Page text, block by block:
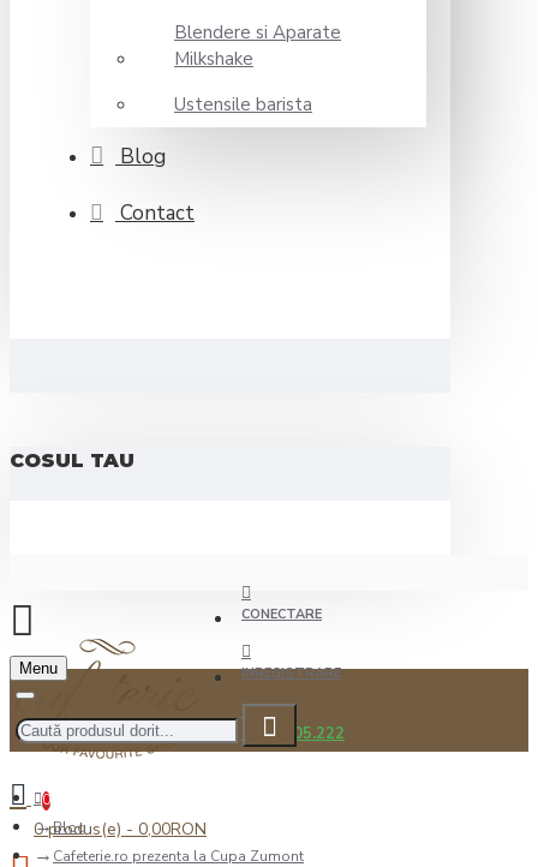
Blendere si Aparate
Milkshake
Ustensile barista
Blog
Contact
COSUL TAU
CONECTARE
INREGISTRARE
0722.505.222
Menu
0
0 produs(e) - 0,00RON
Blog
Cafeterie.ro prezenta la Cupa Zumont